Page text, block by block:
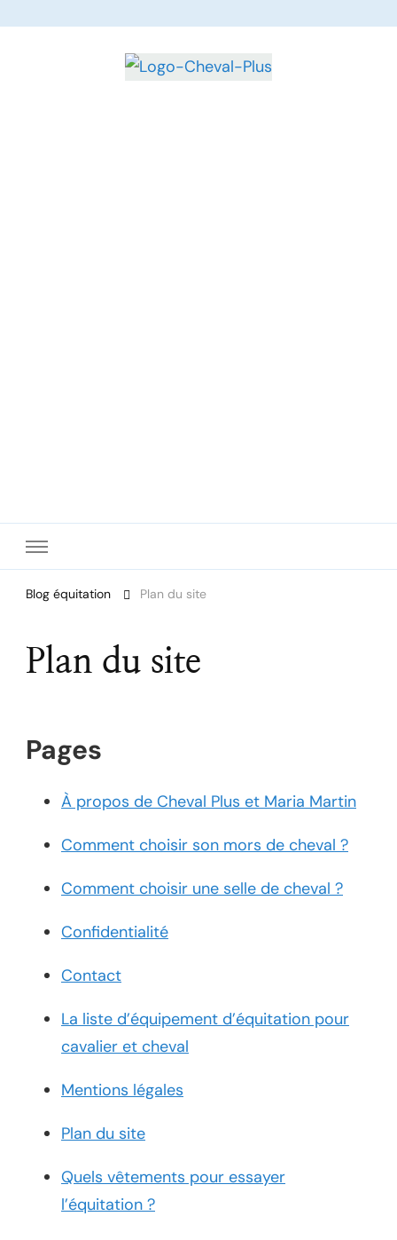
Blog équitation Plan du site
Plan du site
Pages
À propos de Cheval Plus et Maria Martin
Comment choisir son mors de cheval ?
Comment choisir une selle de cheval ?
Confidentialité
Contact
La liste d’équipement d’équitation pour
cavalier et cheval
Mentions légales
Plan du site
Quels vêtements pour essayer
l’équitation ?